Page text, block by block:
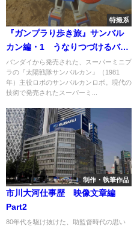
特撮系
『ガンプラり歩き旅』サンバル
カン編・1 うなりつづけるバル
カン砲 サンバルカンロボ！
【前】
バンダイから発売された、スーパーミニプ
ラの『太陽戦隊サンバルカン』（1981
年）主役ロボのサンバルカンロボ。現代の
技術で発売されたスーパーミ...
制作・執筆作品
市川大河仕事歴 映像文章編
Part2
80年代を駆け抜けた、助監督時代の思い